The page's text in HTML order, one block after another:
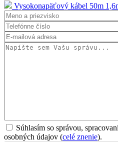
Vysokonapäťový kábel 50m
Súhlasím so správou,
osobných údajov (celé znenie).